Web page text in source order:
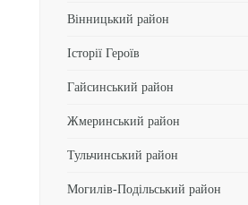
Вінницький район
Історії Героїв
Гайсинський район
Жмеринський район
Тульчинський район
Могилів-Подільський район